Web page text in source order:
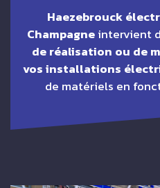
Haezebrouck
Champagneintervient
de réalisation ou de
vos installations
de matériels en